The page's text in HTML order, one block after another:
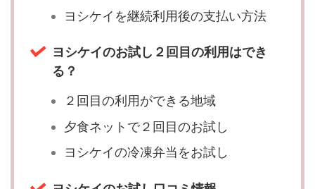
ヨシケイを継続利用後の支払い方法
ヨシケイのお試し２回目の利用はでき
る？
２回目の利用ができる地域
夕食ネットで２回目のお試し
ヨシケイの冷凍弁当をお試し